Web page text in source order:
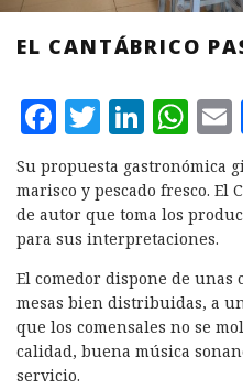
EL CANTÁBRICO
F
a
c
e
b
o
o
k
T
w
it
te
r
L
i
n
k
e
d
I
n
W
h
at
s
A
p
p
Su propuesta gastronómica
marisco y pescado fresco. El
de autor que toma los
para sus interpretaciones.
El comedor dispone de unas
mesas bien distribuidas, a
que los comensales no se
calidad, buena música
servicio.